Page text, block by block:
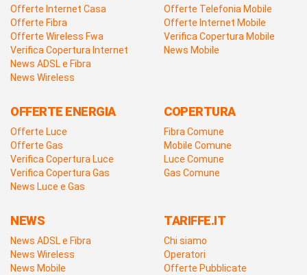
Offerte Internet Casa
Offerte Fibra
Offerte Wireless Fwa
Verifica Copertura Internet
News ADSL e Fibra
News Wireless
Offerte Telefonia Mobile
Offerte Internet Mobile
Verifica Copertura Mobile
News Mobile
OFFERTE ENERGIA
Offerte Luce
Offerte Gas
Verifica Copertura Luce
Verifica Copertura Gas
News Luce e Gas
COPERTURA
Fibra Comune
Mobile Comune
Luce Comune
Gas Comune
NEWS
News ADSL e Fibra
News Wireless
News Mobile
TARIFFE.IT
Chi siamo
Operatori
Offerte Pubblicate